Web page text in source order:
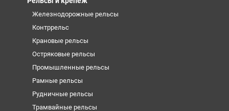
Железнодорожные рельсы
Контррельс
Крановые рельсы
Остряковые рельсы
Промышленные рельсы
Рамные рельсы
Рудничные рельсы
Трамвайные рельсы